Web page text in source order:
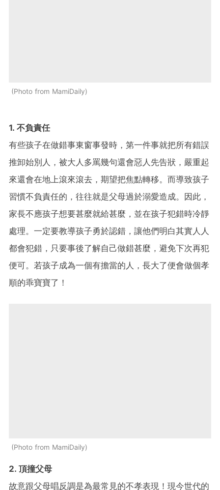
Photo from MamiDaily
1. 不負責任
有些孩子在做錯事東窗事發時，第一件事就把所有錯誤
推卸始別人，被大人多罵幾句還會惡人先告狀，嚴重起
來還會在地上滾來滾去，期望把焦點轉移。而導致孩子
習慣不負責任的，往往就是父母過於溺愛造成。因此，
家長不應孩子想要甚麼就給甚麼，並在孩子犯錯時冷靜
處理。一定要教導孩子勇於認錯，讓他們明白其實人人
都會犯錯，只要事後了解自己做錯甚麼，避免下次再犯
便可。若孩子成為一個有擔當的人，長大了便會做個孝
順的乖寶寶了！
Photo from MamiDaily
2. 頂撞父母
故意跟父母唱反調是為最常見的不孝表現！現今世代的